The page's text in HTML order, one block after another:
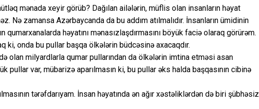
mənada xeyir görüb? Dağılan ailələrin, müflis olan insanların həyat
Nə zamansa Azərbaycanda da bu addım atılmalıdır. İnsanların ümidinin
qumarxanalarda həyatını mənasızlaşdırmasını böyük faciə olaraq görürəm.
ki, onda bu pullar başqa ölkələrin büdcəsinə axacaqdır.
olan milyardlarla qumar pullarından da ölkələrin imtina etməsi asan
pullar var, mübarizə aparılmasın ki, bu pullar əks halda başqasının cibinə
tərəfdarıyam. İnsan həyatında ən ağır xəstəliklərdən də biri şübhəsiz